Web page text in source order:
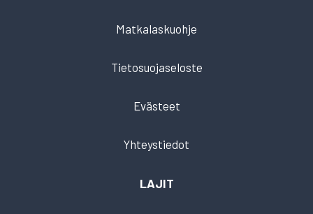
Matkalaskuohje
Tietosuojaseloste
Evästeet
Yhteystiedot
LAJIT